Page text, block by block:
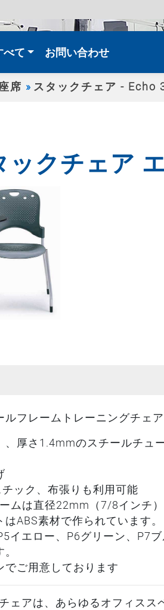
べて お問い合わせ
席 スタックチェア - Echo
ックチェア
ルフレームトレーニングチェ
厚さ1.4mmのスチールチュ
ック、布張りも利用可能
ムは直径22mm（7/8インチ
ABS素材で作られています。
イエロー、P6グリーン、P7
ご用意しております
ェアは、あらゆるオフィス